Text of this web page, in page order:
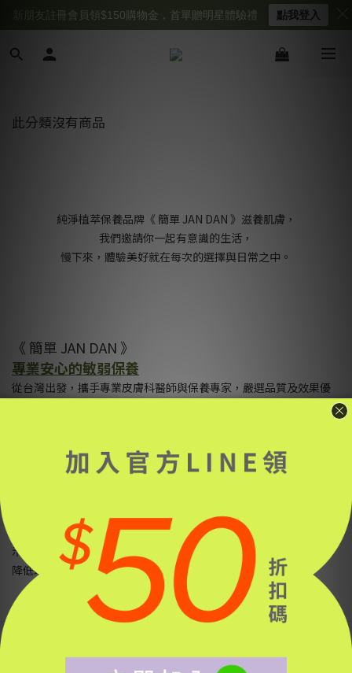
此分類沒有商品
純淨植萃保養品牌《 簡單 JAN DAN 》滋養肌膚，
我們邀請你一起有意識的生活，
慢下來，體驗美好就在每次的選擇與日常之中。
《 簡單 JAN DAN 》
專業安心的敏弱保養
從台灣出發，攜手專業皮膚科醫師與保養專家，嚴選品質及效果優
真材實料，你的肌膚會知道
MSDS材料安全性數據資料規範，無酒精及動物性成分，減少對人
體、環境危害，選料準則純粹透明，官網上即可檢閱完整成分標
示；包裝多採用無染霧透玻璃、白色紙盒，逐步減緩製程碳足跡已
降低環境傷害。
新朋友註冊會員領$150購物金，首單贈明星體驗禮 點我登入